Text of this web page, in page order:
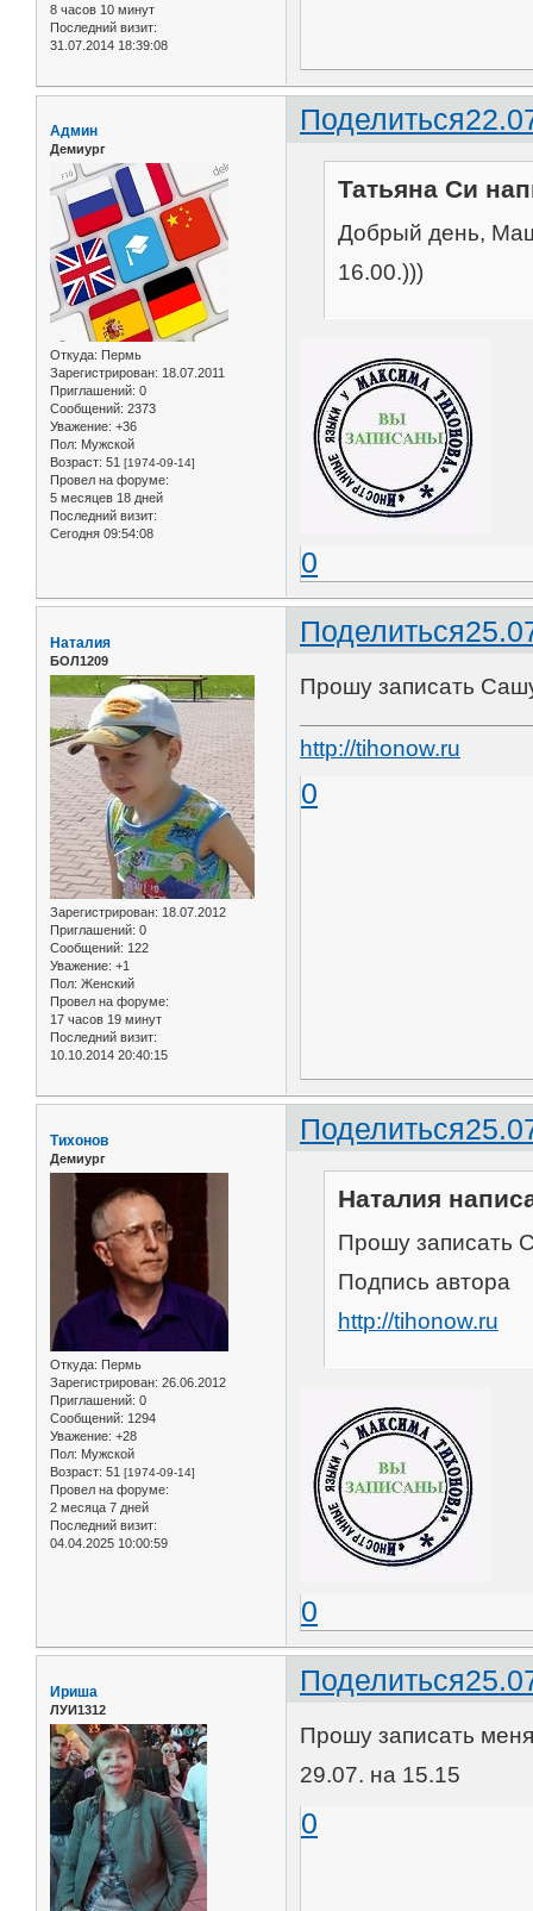
8 часов 10 минут
Последний визит:
31.07.2014 18:39:08
Поделиться
Админ
Демиург
Откуда: Пермь
Зарегистрирован: 18.07.2011
Приглашений: 0
Сообщений: 2373
Уважение: +36
Пол: Мужской
Возраст: 51 [1974-09-14]
Провел на форуме:
5 месяцев 18 дней
Последний визит:
Сегодня 09:54:08
Татьяна Си
Добрый день,
16.00.)))
0
Поделиться
Наталия
БОЛ1209
Зарегистрирован: 18.07.2012
Приглашений: 0
Сообщений: 122
Уважение: +1
Пол: Женский
Провел на форуме:
17 часов 19 минут
Последний визит:
10.10.2014 20:40:15
Прошу записать
http://tihonow.ru
0
Поделиться
Тихонов
Демиург
Откуда: Пермь
Зарегистрирован: 26.06.2012
Приглашений: 0
Сообщений: 1294
Уважение: +28
Пол: Мужской
Возраст: 51 [1974-09-14]
Провел на форуме:
2 месяца 7 дней
Последний визит:
04.04.2025 10:00:59
Наталия
Прошу записать
Подпись автора
http://tihonow.ru
0
Поделиться
Ириша
ЛУИ1312
Прошу записать
29.07. на 15.15
0